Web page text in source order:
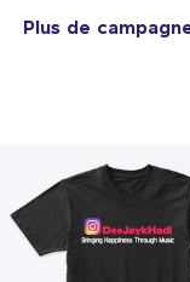
Plus de